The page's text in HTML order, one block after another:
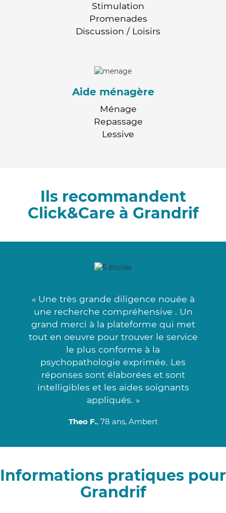
Stimulation
Promenades
Discussion / Loisirs
Aide ménagère
Ménage
Repassage
Lessive
Ils recommandent
Click&Care à Grandrif
« Une très grande diligence nouée à
une recherche compréhensive . Un
grand merci à la plateforme qui met
tout en oeuvre pour trouver le service
le plus conforme à la
psychopathologie exprimée. Les
réponses sont élaborées et sont
intelligibles et les aides soignants
appliqués. »
Theo F., 78 ans, Ambert
Informations pratiques pour
Grandrif